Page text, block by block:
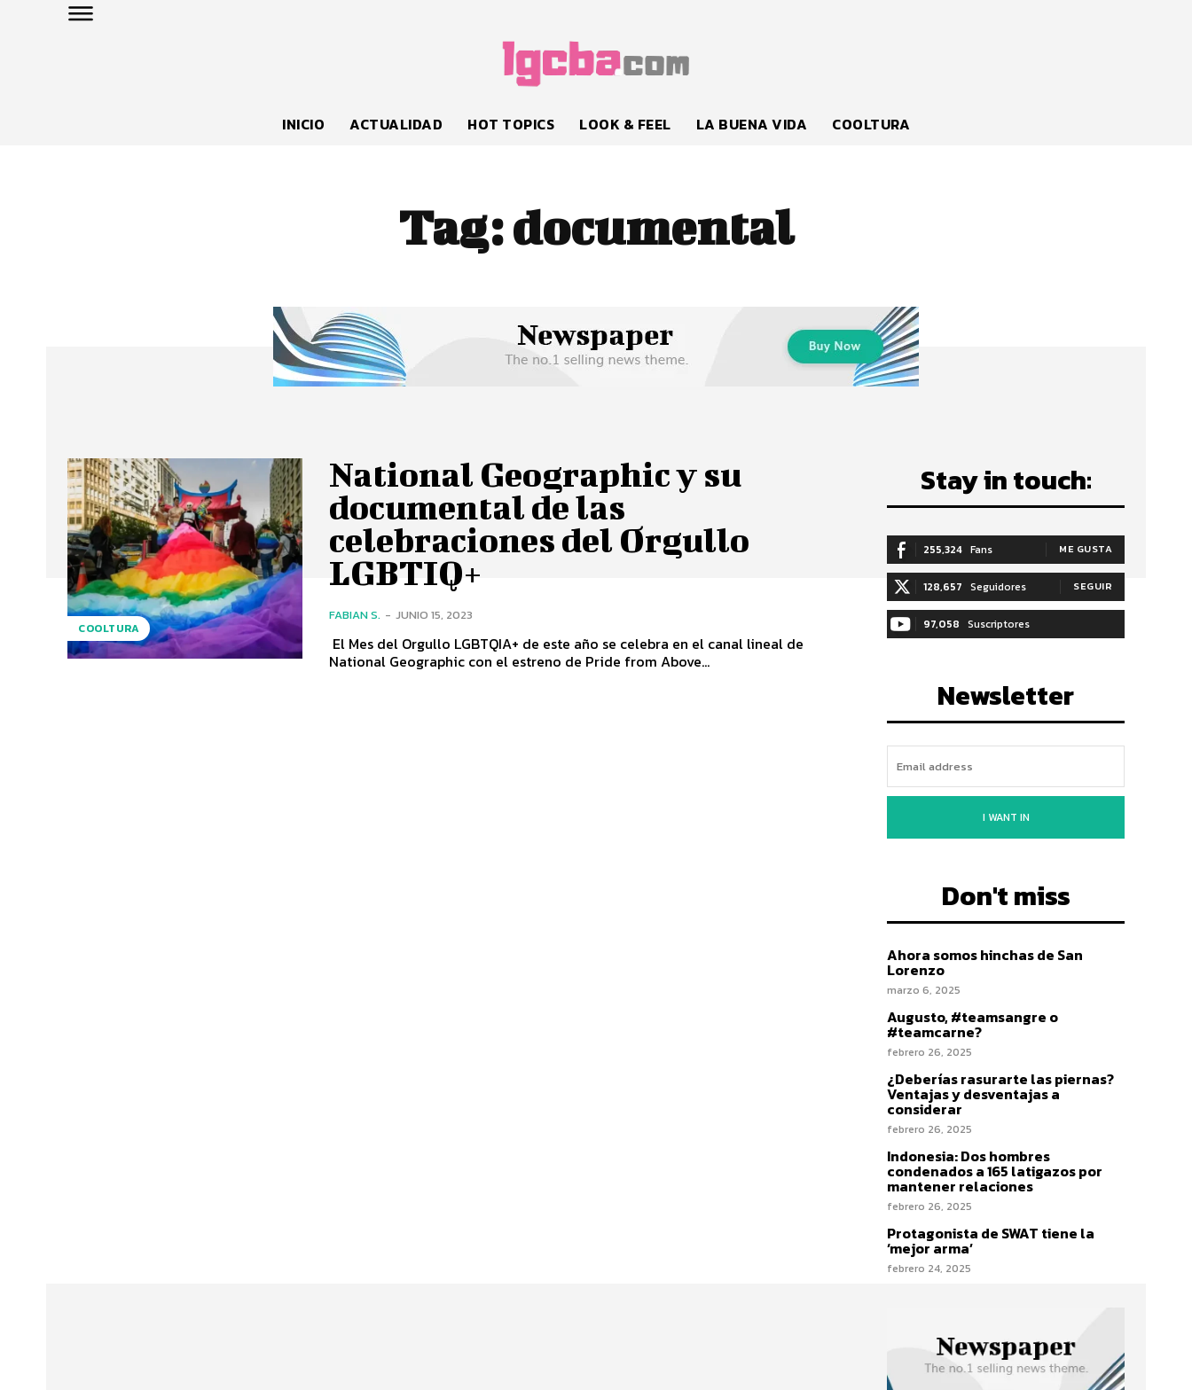
INICIO ACTUALIDAD HOT TOPICS LOOK & FEEL LA BUENA VIDA COOLTURA
Tag:documental
COOLTURA
National Geographic y su
documental de las
celebraciones del Orgullo
LGBTIQ+
FABIAN S. - JUNIO 15, 2023
El Mes del Orgullo LGBTQIA+ de este año se celebra en el canal lineal de
National Geographic con el estreno de Pride from Above...
Stay in touch:
255,324 Fans ME GUSTA
128,657 Seguidores SEGUIR
97,058 Suscriptores
Newsletter
I WANT IN
Don't miss
Ahora somos hinchas de San
Lorenzo
marzo 6, 2025
Augusto, #teamsangre o
#teamcarne?
febrero 26, 2025
¿Deberías rasurarte las piernas?
Ventajas y desventajas a
considerar
febrero 26, 2025
Indonesia: Dos hombres
condenados a 165 latigazos por
mantener relaciones
febrero 26, 2025
Protagonista de SWAT tiene la
‘mejor arma’
febrero 24, 2025